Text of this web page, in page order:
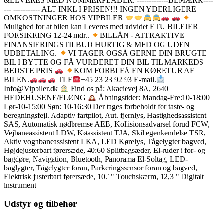
--- ----------- ALT INKL I PRISEN!!! INGEN YDERLIGERE
OMKOSTNINGER HOS VIPBILER
Mulighed for at bilen kan Leveres med udvidet ETU BILEJER
FORSIKRING 12-24 mdr..
BILLÅN - ATTRAKTIVE
FINANSIERINGSTILBUD HURTIG & MED OG UDEN
UDBETALING.
VI TAGER OGSÅ GERNE DIN BRUGTE
BIL I BYTTE OG FÅ VURDERET DIN BIL TIL MARKEDS
BEDSTE PRIS
KOM FORBI FÅ EN KØRETUR AF
BILEN.
TLF
+45 23 23 92 93 E-mail.
Info@Vipbiler.dk
Find os på: Akacievej 8A, 2640
HEDEHUSENE/FLØNG
Åbningstider: Mandag-Fre:10-18:00
Lør-10-15:00 Søn: 10-16:30 Der tages forbeholdt for taste- og
beregningsfejl. Adaptiv fartpilot, Aut. fjernlys, Hastighedsassistent
SAS, Automatisk nødbremse AEB, Kollisionsadvarsel forud FCW,
Vejbaneassistent LDW, Køassistent TJA, Skiltegenkendelse TSR,
Aktiv vognbaneassistent LKA, LED Kørelys, Tågelygter bagved,
Højdejusterbart førersæde, 40:60 Splitbagsæder, El-ruder i for- og
bagdøre, Navigation, Bluetooth, Panorama El-Soltag, LED-
baglygter, Tågelygter foran, Parkeringssensor foran og bagved,
Elektrisk justerbart førersæde, 10.1" Touchskærm, 12,3 " Digitalt
instrument
Udstyr og tilbehør